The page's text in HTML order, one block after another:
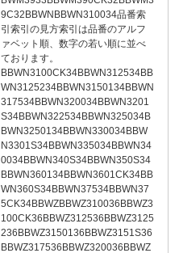
9C32BBWNBBWN310034品番索
引索引の見方索引は品番のアルフ
ァベット順、数字の若い順に並べ
ております。
BBWN3100CK34BBWN312534BB
WN3125234BBWN3150134BBWN
317534BBWN320034BBWN3201
S34BBWN322534BBWN325034B
BWN3250134BBWN330034BBW
N3301S34BBWN335034BBWN34
0034BBWN340S34BBWN350S34
BBWN360134BBWN3601CK34BB
WN360S34BBWN37534BBWN37
5CK34BBWZBBWZ310036BBWZ3
100CK36BBWZ312536BBWZ3125
236BBWZ3150136BBWZ3151S36
BBWZ317536BBWZ320036BBWZ